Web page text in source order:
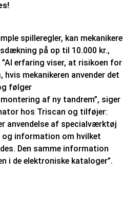
spilleregler, kan mekanikere
på op til 10.000 kr.,
erfaring viser, at risikoen for
mekanikeren anvender det
følger
af ny tandrem”, siger
hos Triscan og tilføjer:
anvendelse af specialværktøj
information om hvilket
Den samme information
i de elektroniske kataloger”.